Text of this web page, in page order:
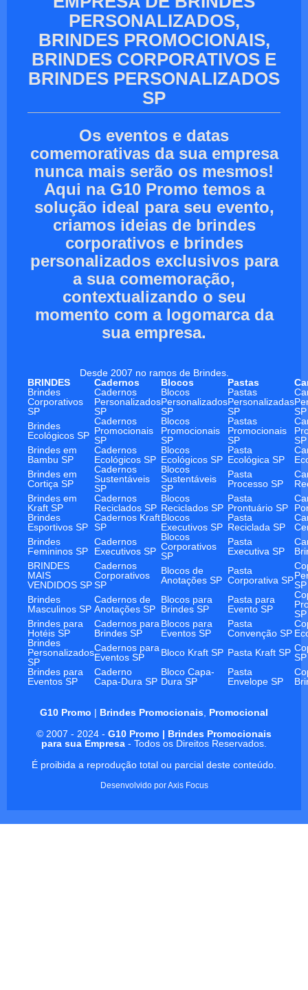
PERSONALIZADOS,
BRINDES PROMOCIONAIS,
BRINDES CORPORATIVOS E
BRINDES PERSONALIZADOS
SP
Os eventos e datas
comemorativas da sua empresa
nunca mais serão os mesmos!
Aqui na G10 Promo temos a
solução ideal para seu evento,
criamos ideias de brindes
corporativos e brindes
personalizados exclusivos para
a sua comemoração,
contextualizando o seu
momento com a logomarca da
sua empresa.
Desde 2007 no ramos de Brindes.
BRINDES
Cadernos Blocos Pastas
Brindes
Corporativos
SP
Cadernos
Personalizados
SP
Blocos
Personalizados
SP
Pastas
Personalizadas
SP
SP
Brindes
Ecológicos SP
Cadernos
Promocionais
SP
Blocos
Promocionais
SP
Pastas
Promocionais
SP
SP
Brindes em
Bambu SP
Cadernos
Ecológicos SP
Blocos
Ecológicos SP
Pasta
Ecológica SP
Brindes em
Cortiça SP
Cadernos
Sustentáveis
SP
Blocos
Sustentáveis
SP
Pasta
Processo SP
Brindes em
Kraft SP
Cadernos
Reciclados SP
Blocos
Reciclados SP
Pasta
Prontuário SP
Brindes
Esportivos SP
Cadernos Kraft
SP
Blocos
Executivos SP
Pasta
Reciclada SP
Brindes
Femininos SP
Cadernos
Executivos SP
Blocos
Corporativos
SP
Pasta
Executiva SP
BRINDES
MAIS
VENDIDOS SP
Cadernos
Corporativos
SP
Blocos de
Anotações SP
Pasta
Corporativa SPSP
Brindes
Masculinos SP
Cadernos de
Anotações SP
Blocos para
Brindes SP
Pasta para
Evento SP
SP
Brindes para
Hotéis SP
Cadernos para
Brindes SP
Blocos para
Eventos SP
Pasta
Convenção SP
Brindes
Personalizados
SP
Cadernos para
Eventos SP
Bloco Kraft SP Pasta Kraft SP SP
Brindes para
Eventos SP
Caderno
Capa-Dura SP
Bloco Capa-
Dura SP
Pasta
Envelope SP
G10 Promo | Brindes Promocionais Promocional
© 2007 - 2024 - G10 Promo | Brindes Promocionais
para sua Empresa - Todos os Direitos Reservados.
É proibida a reprodução total ou parcial deste conteúdo.
Desenvolvido porAxis Focus